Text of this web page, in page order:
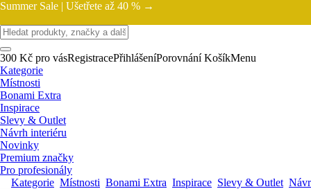
Summer Sale | Ušetřete až 40 % →
300 Kč pro vásRegistracePřihlášeníPorovnání KošíkMenu
Kategorie
Místnosti
Bonami Extra
Inspirace
Slevy & Outlet
Návrh interiéru
Novinky
Premium značky
Pro profesionály
Kategorie Místnosti Bonami Extra Inspirace Slevy & Outlet